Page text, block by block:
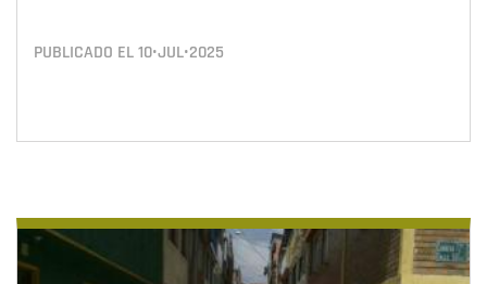
PUBLICADO EL10•JUL•2025